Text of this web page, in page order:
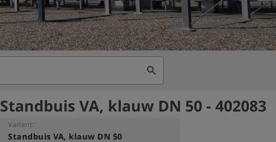
search
Standbuis VA, klauw DN 50 - 402083
Variant:
Standbuis VA, klauw DN 50